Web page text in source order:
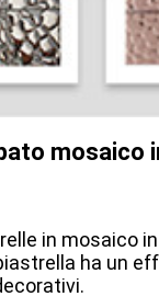
mosaico
in mosaico
ha un